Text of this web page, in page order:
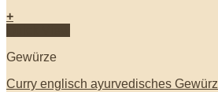
+
Gewürze
Curry englisch ayurvedisches Gewürz